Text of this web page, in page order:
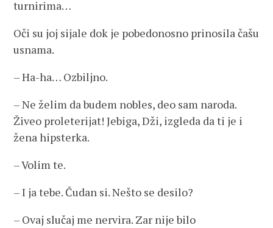
turnirima…
Oči su joj sijale dok je pobedonosno prinosila čašu
usnama.
– Ha-ha… Ozbiljno.
– Ne želim da budem nobles, deo sam naroda.
Živeo proleterijat! Jebiga, Dži, izgleda da ti je i
žena hipsterka.
– Volim te.
– I ja tebe. Čudan si. Nešto se desilo?
– Ovaj slučaj me nervira. Zar nije bilo